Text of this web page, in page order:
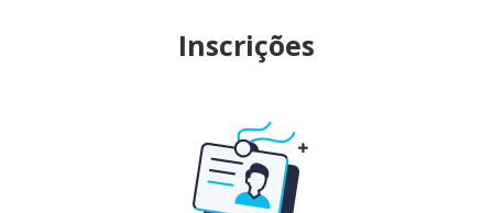
Inscrições